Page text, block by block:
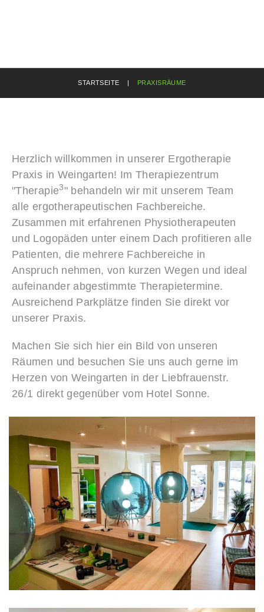
STARTSEITE | PRAXISRÄUME
Herzlich willkommen in unserer Ergotherapie
Praxis in Weingarten! Im Therapiezentrum
"Therapie3" behandeln wir mit unserem Team
alle ergotherapeutischen Fachbereiche.
Zusammen mit erfahrenen Physiotherapeuten
und Logopäden unter einem Dach profitieren alle
Patienten, die mehrere Fachbereiche in
Anspruch nehmen, von kurzen Wegen und ideal
aufeinander abgestimmte Therapietermine.
Ausreichend Parkplätze finden Sie direkt vor
unserer Praxis.
Machen Sie sich hier ein Bild von unseren
Räumen und besuchen Sie uns auch gerne im
Herzen von Weingarten in der Liebfrauenstr.
26/1 direkt gegenüber vom Hotel Sonne.
Empfang